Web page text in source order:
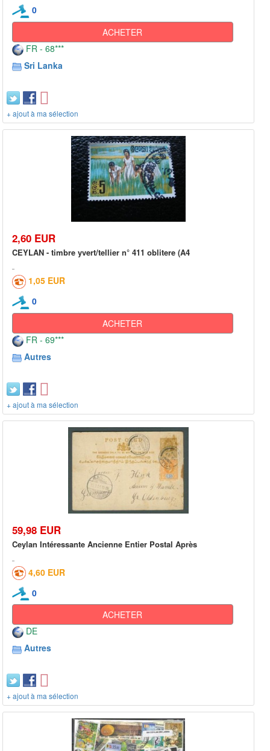
0
ACHETER
FR - 68***
Sri Lanka
+ ajout à ma sélection
2,60 EUR
CEYLAN - timbre yvert/tellier n° 411 oblitere (A4
1,05 EUR
0
ACHETER
FR - 69***
Autres
+ ajout à ma sélection
59,98 EUR
Ceylan Intéressante Ancienne Entier Postal Après
4,60 EUR
0
ACHETER
DE
Autres
+ ajout à ma sélection